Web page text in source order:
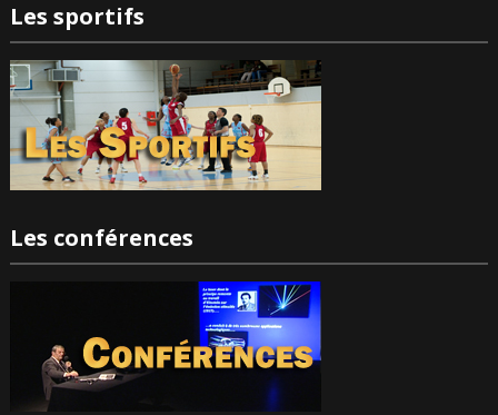
Les sportifs
Les conférences